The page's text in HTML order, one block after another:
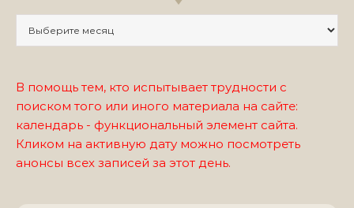
В помощь тем, кто испытывает трудности с
поиском того или иного материала на сайте:
календарь - функциональный элемент сайта.
Кликом на активную дату можно посмотреть
анонсы всех записей за этот день.